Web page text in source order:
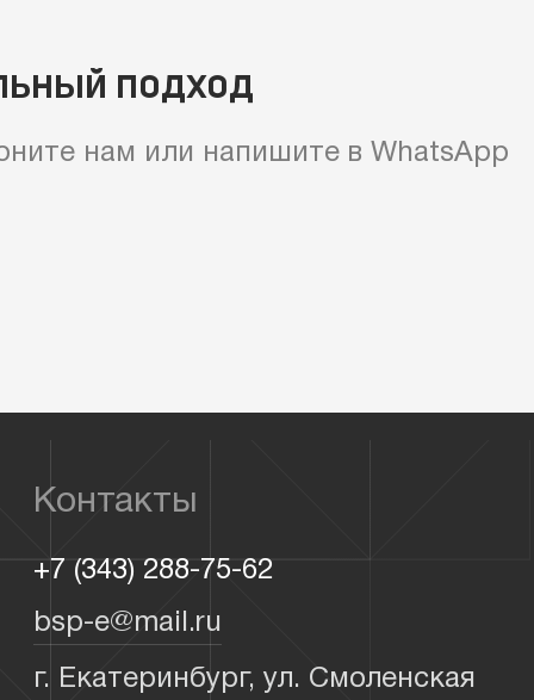
подход
нам или напишите в WhatsApp
Контакты
+7 (343) 288-75-62
bsp-e@mail.ru
г. Екатеринбург, ул. Смоленская